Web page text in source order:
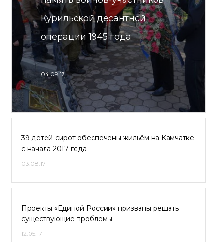
Курильской десантной
операции 1945 года
04.09.17
39 детей-сирот обеспечены жильём на Камчатке
с начала 2017 года
03.08.17
Проекты «Единой России» призваны решать
существующие проблемы
12.05.17